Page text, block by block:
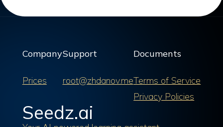
Company
Prices
Support
root@zhdanov.me
Documents
Terms of Service
Privacy Policies
Seedz.ai